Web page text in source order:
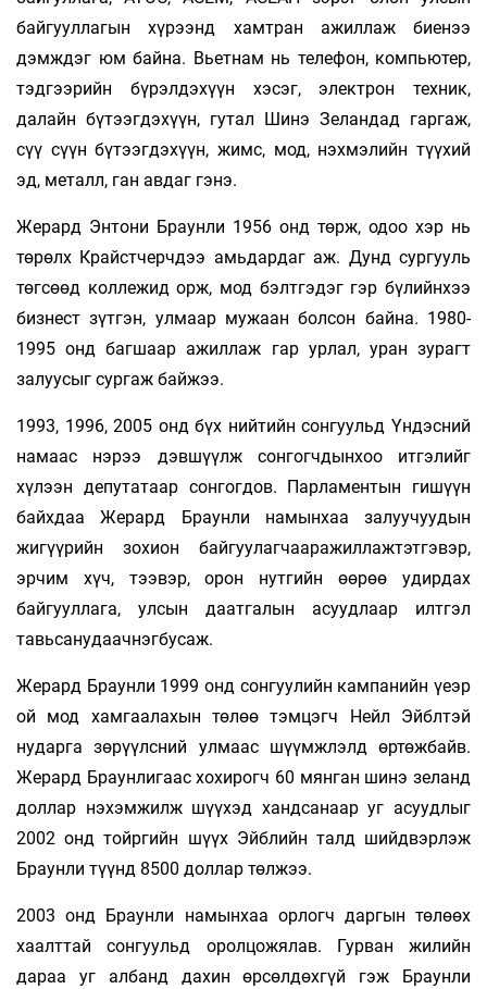
байгууллагын хүрээнд хамтран ажиллаж биенээ
дэмждэг юм байна. Вьетнам нь телефон, компьютер,
тэдгээрийн бүрэлдэхүүн хэсэг, электрон техник,
далайн бүтээгдэхүүн, гутал Шинэ Зеландад гаргаж,
сүү сүүн бүтээгдэхүүн, жимс, мод, нэхмэлийн түүхий
эд, металл, ган авдаг гэнэ.
Жерард Энтони Браунли 1956 онд төрж, одоо хэр нь
төрөлх Крайстчерчдээ амьдардаг аж. Дунд сургууль
төгсөөд коллежид орж, мод бэлтгэдэг гэр бүлийнхээ
бизнест зүтгэн, улмаар мужаан болсон байна. 1980-
1995 онд багшаар ажиллаж гар урлал, уран зурагт
залуусыг сургаж байжээ.
1993, 1996, 2005 онд бүх нийтийн сонгуульд Үндэсний
намаас нэрээ дэвшүүлж сонгогчдынхоо итгэлийг
хүлээн депутатаар сонгогдов. Парламентын гишүүн
байхдаа Жерард Браунли намынхаа залуучуудын
жигүүрийн зохион байгуулагчааражиллажтэтгэвэр,
эрчим хүч, тээвэр, орон нутгийн өөрөө удирдах
байгууллага, улсын даатгалын асуудлаар илтгэл
тавьсанудаачнэгбусаж.
Жерард Браунли 1999 онд сонгуулийн кампанийн үеэр
ой мод хамгаалахын төлөө тэмцэгч Нейл Эйблтэй
нударга зөрүүлсний улмаас шүүмжлэлд өртөжбайв.
Жерард Браунлигаас хохирогч 60 мянган шинэ зеланд
доллар нэхэмжилж шүүхэд хандсанаар уг асуудлыг
2002 онд тойргийн шүүх Эйблийн талд шийдвэрлэж
Браунли түүнд 8500 доллар төлжээ.
2003 онд Браунли намынхаа орлогч даргын төлөөх
хаалттай сонгуульд оролцожялав. Гурван жилийн
дараа уг албанд дахин өрсөлдөхгүй гэж Браунли